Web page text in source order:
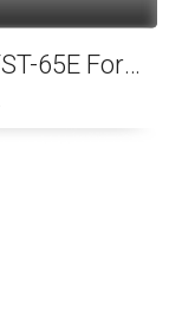
Снегоуборщик бензиновый FST-65E Forward